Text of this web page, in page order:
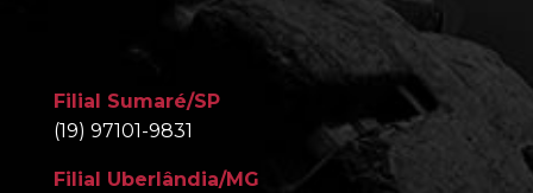
Filial Sumaré/SP
(19) 97101-9831
Filial Uberlândia/MG